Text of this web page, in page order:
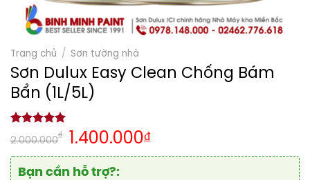
Trang chủ / Sơn tường nhà
Sơn Dulux Easy Clean Chống Bám
Bẩn (1L/5L)
5.00 trên 5
dựa trên
1
đánh giá
2.000.000
₫ 1.400.000₫
Bạn cần hỗ trợ?: